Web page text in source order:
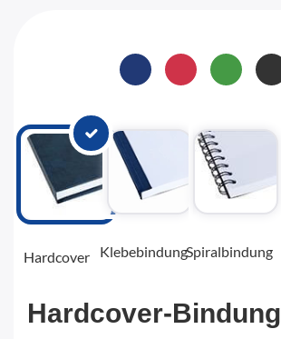
Hardcover KlebebindungSpiralbindung
Hardcover-Bindung